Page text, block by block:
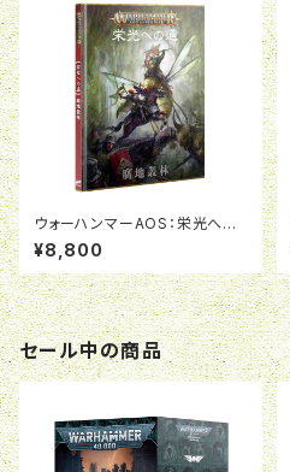
ウォーハンマーAOS：栄光への
道：腐地叢林（日本語版）
¥8,800
セール中の商品